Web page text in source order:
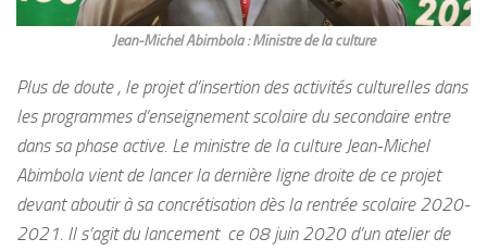
Jean-Michel Abimbola : Ministre de la culture
Plus de doute , le projet d’insertion des activités culturelles dans
les programmes d’enseignement scolaire du secondaire entre
dans sa phase active. Le ministre de la culture Jean-Michel
Abimbola vient de lancer la dernière ligne droite de ce projet
devant aboutir à sa concrétisation dès la rentrée scolaire 2020-
2021. Il s’agit du lancement ce 08 juin 2020 d’un atelier de